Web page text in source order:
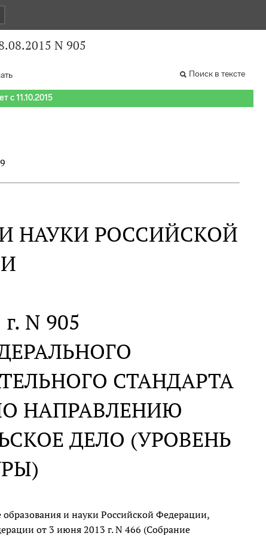
N 905
Поиск в тексте
с 11.10.2015
НАУКИ РОССИЙСКОЙ
N 905
СТАНДАРТА
НАПРАВЛЕНИЮ
ДЕЛО (УРОВЕНЬ
и науки Российской Федерации,
от 3 июня 2013 г. N 466 (Собрание